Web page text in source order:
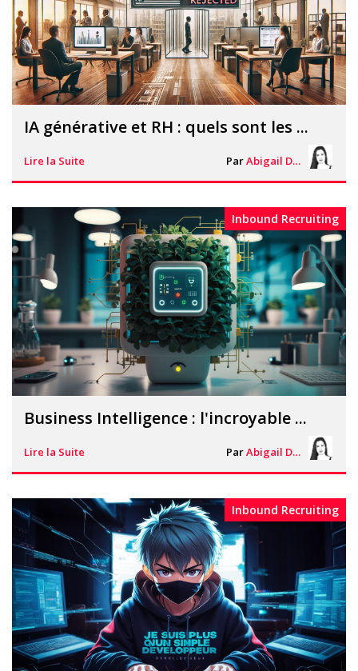
IA générative et RH : quels sont les ...
Lire la Suite Par Abigail Davies
Business Intelligence : l'incroyable ...
Lire la Suite Par Abigail Davies
Inbound Recruiting
Inbound Recruiting